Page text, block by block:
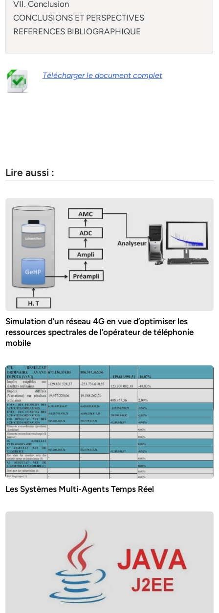
VII. Conclusion
CONCLUSIONS ET PERSPECTIVES
REFERENCES BIBLIOGRAPHIQUE
Télécharger le document complet
Lire aussi :
Simulation d’un réseau 4G en vue d’optimiser les
ressources spectrales de l’opérateur de téléphonie
mobile
Les Systèmes Multi-Agents Temps Réel